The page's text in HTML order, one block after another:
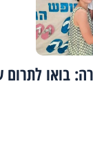
בואו לתרום